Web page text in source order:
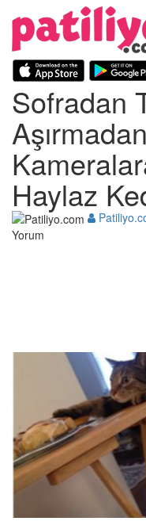
Sofradan
Haylaz
Yorum